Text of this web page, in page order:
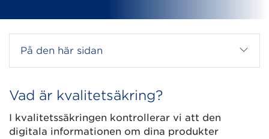
På den här sidan
Vad är kvalitetsäkring?
I kvalitetssäkringen kontrollerar vi att den
digitala informationen om dina produkter